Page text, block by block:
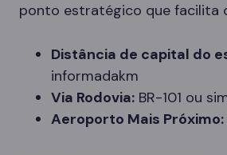
ponto estratégico que facilita
Distância de capital do
informadakm
Via Rodovia: BR-101 ou
Aeroporto Mais Próximo: